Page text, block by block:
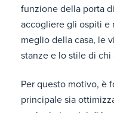
funzione della porta
accogliere gli ospiti e
meglio della casa, le
stanze e lo stile di chi
Per questo motivo, è
principale sia